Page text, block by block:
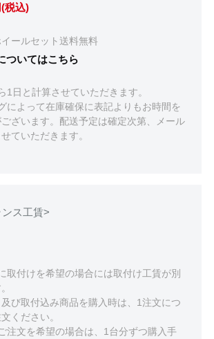
税込)
ールセット送料無料
ついてはこちら
1日と計算させていただきます。
によって在庫確保に表記よりもお時間を
ざいます。配送予定は確定次第、メール
ていただきます。
ス工賃>
取付けを希望の場合には取付け工賃が別
び取付込み商品を購入時は、1注文につ
ください。
注文を希望の場合は、1台分ずつ購入手